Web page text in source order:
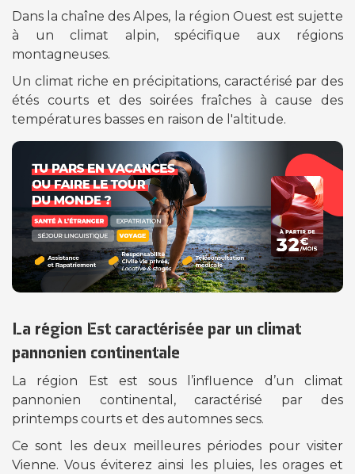
Dans la chaîne des Alpes, la région Ouest est sujette
à un climat alpin, spécifique aux régions
montagneuses.
Un climat riche en précipitations, caractérisé par des
étés courts et des soirées fraîches à cause des
températures basses en raison de l'altitude.
La région Est caractérisée par un climat
pannonien continentale
La région Est est sous l’influence d’un climat
pannonien continental, caractérisé par des
printemps courts et des automnes secs.
Ce sont les deux meilleures périodes pour visiter
Vienne. Vous éviterez ainsi les pluies, les orages et